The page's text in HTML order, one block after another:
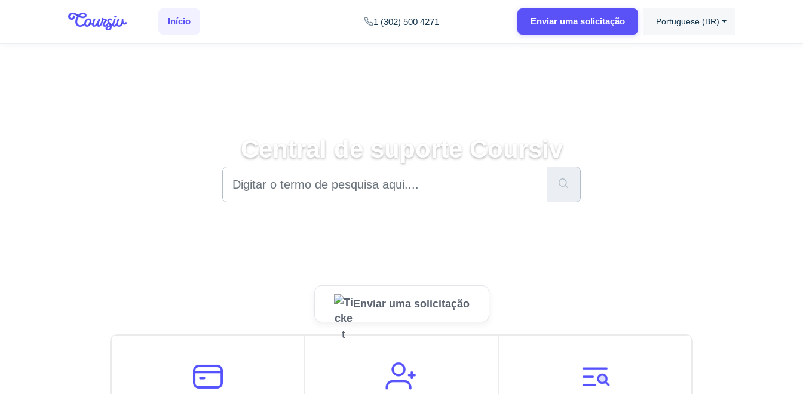
Início
Enviar uma solicitação
1 (302) 500 4271 Portuguese (BR)
Central de suporte Coursiv
Enviar uma solicitação